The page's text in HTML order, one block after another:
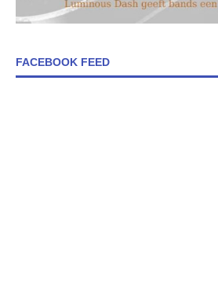
FACEBOOK FEED